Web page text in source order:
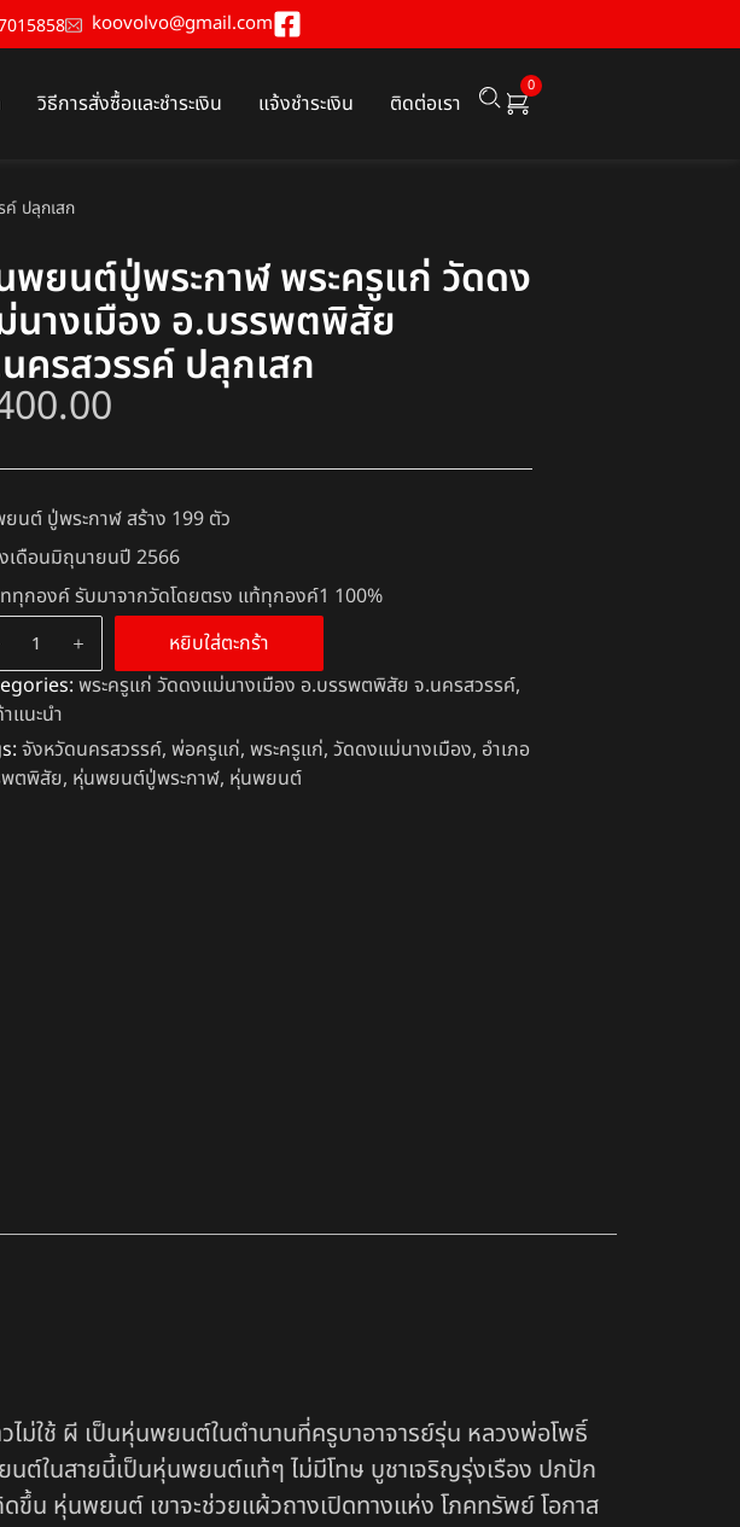
koovolvo@gmail.com
วิธีการสั่งซื้อและชำระเงิน แจ้งชำระเงิน ติดต่อเรา
0
ปลุกเสก
พยนต์ปู่พระกาฬ พระครูแก่ วัดดง
นางเมือง อ.บรรพตพิสัย
ครสวรรค์ ปลุกเสก
นต์ ปู่พระกาฬ สร้าง 199 ตัว
เดือนมิถุนายนปี 2566
ทุกองค์ รับมาจากวัดโดยตรง แท้ทุกองค์1 100%
หยิบใส่ตะกร้า
พระครูแก่ วัดดงแม่นางเมือง อ.บรรพตพิสัย จ.นครสวรรค์,
แนะนำ
จังหวัดนครสวรรค์,พ่อครูแก่,พระครูแก่,วัดดงแม่นางเมือง, อำเภอ
พตพิสัย, หุ่นพยนต์ปู่พระกาฬ, หุ่นพยนต์
ใช้ ผี เป็นหุ่นพยนต์ในตำนานที่ครูบาอาจารย์รุ่น หลวงพ่อโพธิ์
นต์ในสายนี้เป็นหุ่นพยนต์แท้ๆ ไม่มีโทษ บูชาเจริญรุ่งเรือง ปกปัก
ขึ้น หุ่นพยนต์ เขาจะช่วยแผ้วถางเปิดทางแห่ง โภคทรัพย์ โอกาส